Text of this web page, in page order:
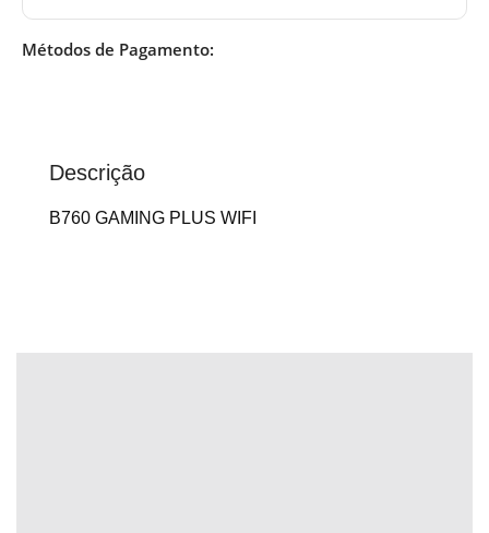
Métodos de Pagamento:
Descrição
B760 GAMING PLUS WIFI